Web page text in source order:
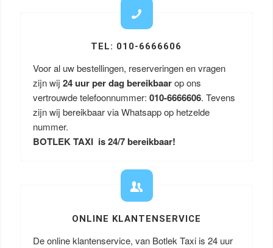
TEL: 010-6666606
Voor al uw bestellingen, reserveringen en vragen
zijn wij 24 uur per dag bereikbaarop ons
vertrouwde telefoonnummer: 010-6666606. Tevens
zijn wij bereikbaar via Whatsapp op hetzelde
nummer.
BOTLEK TAXI is 24/7 bereikbaar!
ONLINE KLANTENSERVICE
De online klantenservice, van Botlek Taxi is 24 uur